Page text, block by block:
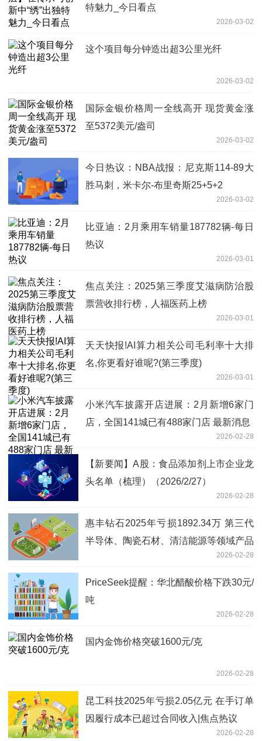
特魅力_今日看点
2026-03-02
这个项目每分钟造出超3公里光纤
2026-03-02
国际金银价格周一全线高开 现货黄金涨
至5372美元/盎司
2026-03-02
今日热议：NBA战报：尼克斯114-89大
胜马刺，米卡尔-布里奇斯25+5+2
2026-03-02
比亚迪：2月乘用车销量187782辆-每日
热议
2026-03-01
焦点关注：2025第三季度艾滋病防治股
票营收排行榜，人福医药上榜
2026-03-01
天天快报!AI算力相关公司毛利率十大排
名,你更看好谁呢?(第三季度)
2026-03-01
小米汽车披露开店进展：2月新增6家门
店，全国141城已有488家门店 最新消息
2026-02-28
【新要闻】A股：食品添加剂上市企业龙
头名单（梳理）（2026/2/27）
2026-02-28
惠丰钻石2025年亏损1892.34万 第三代
半导体、陶瓷石材、清洁能源等领域产品
2026-02-28
PriceSeek提醒：华北醋酸价格下跌30元/
吨
2026-02-28
国内金饰价格突破1600元/克
2026-02-28
昆工科技2025年亏损2.05亿元 在手订单
因履行成本已超过合同收入|焦点热议
2026-02-28